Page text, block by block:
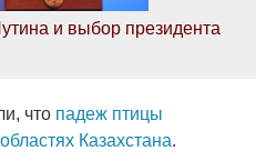
и выбор президента
что падеж птицы
Казахстана.